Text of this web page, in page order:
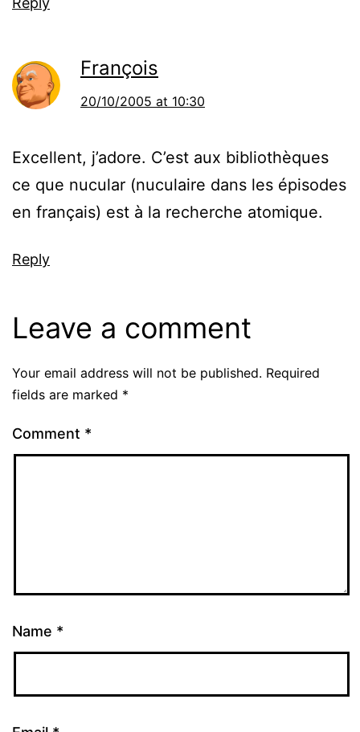
François
20/10/2005 at 10:30
Excellent, j’adore. C’est aux bibliothèques
ce que nucular (nuculaire dans les épisodes
en français) est à la recherche atomique.
Reply
Leave a comment
Your email address will not be published. Required
fields are marked *
Comment *
Name *